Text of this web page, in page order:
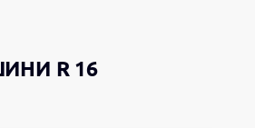
R 16